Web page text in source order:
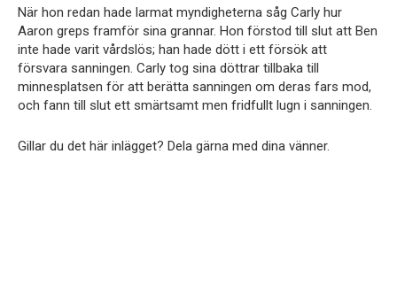
När hon redan hade larmat myndigheterna såg Carly hur
Aaron greps framför sina grannar. Hon förstod till slut att Ben
inte hade varit vårdslös; han hade dött i ett försök att
försvara sanningen. Carly tog sina döttrar tillbaka till
minnesplatsen för att berätta sanningen om deras fars mod,
och fann till slut ett smärtsamt men fridfullt lugn i sanningen.
Gillar du det här inlägget? Dela gärna med dina vänner.